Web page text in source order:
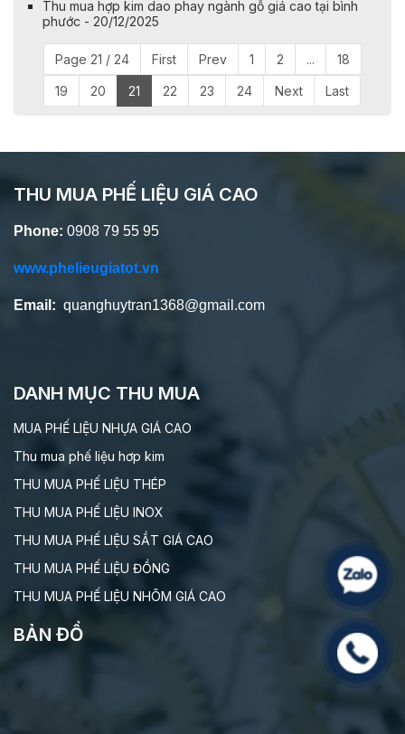
Thu mua hợp kim dao phay ngành gỗ giá cao tại bình
phước - 20/12/2025
Page 21 / 24 First Prev 1 2 ... 18
19 20 21 22 23 24 Next Last
THU MUA PHẾ LIỆU GIÁ CAO
Phone: 0908 79 55 95
www.phelieugiatot.vn
Email: quanghuytran1368@gmail.com
DANH MỤC THU MUA
MUA PHẾ LIỆU NHỰA GIÁ CAO
Thu mua phế liệu hơp kim
THU MUA PHẾ LIỆU THÉP
THU MUA PHẾ LIỆU INOX
THU MUA PHẾ LIỆU SẮT GIÁ CAO
THU MUA PHẾ LIỆU ĐỒNG
THU MUA PHẾ LIỆU NHÔM GIÁ CAO
BẢN ĐỒ